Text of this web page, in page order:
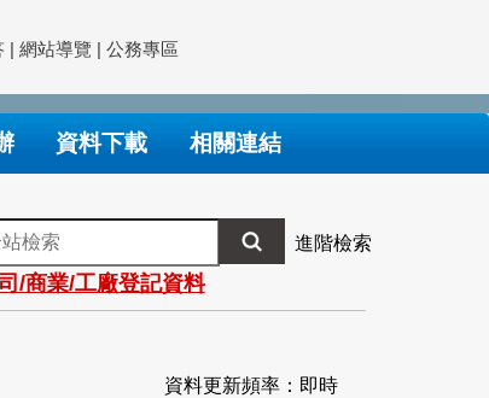
| 網站導覽 | 公務專區
資料下載 相關連結
進階檢索
/商業/工廠登記資料
資料更新頻率：即時